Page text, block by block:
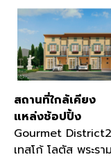
สถานที่ใกล้เคียง
แหล่งช้อปปิ้ง
Gourmet
เทสโก้ โลตัส พระร